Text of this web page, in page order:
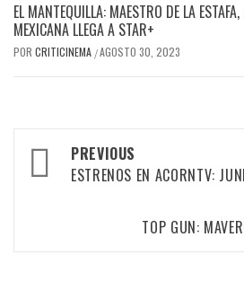
EL MANTEQUILLA: MAESTRO DE LA
MEXICANA LLEGA A STAR+
POR CRITICINEMA /AGOSTO 30, 2023
Post
navigation
PREVIOUS
ESTRENOS EN ACORNTV:
TOP GUN: